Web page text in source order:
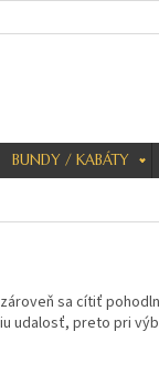
BUNDY / KABÁTY
sa cítiť
udalosť, preto pri